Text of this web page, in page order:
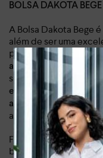
BOLSA DAKOTA BEGE
A Bolsa Dakota Bege
além de ser uma
praticidade e estilo em
amplo espaço interno
seus itens essenciais
estética minimalista
aplicado na superfície
acessório.
Fabricada em
bolsa
é durável e